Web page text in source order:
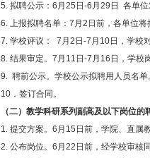
5. 拟聘公示：6月25日-6月29日 各单位
6. 上报拟聘名单：7月2日前，各单位将
7. 学校评议： 7月2日-7月10日，学校
8. 结果审定。7月11日-7月16日，学校
9. 聘前公示。学校公示拟聘用人员名单
10．签订合同。
（二）教学科研系列副高及以下岗位
1. 提交方案。6月15日前，学院、直属
2. 公布岗位。6月22日前，经学校审核